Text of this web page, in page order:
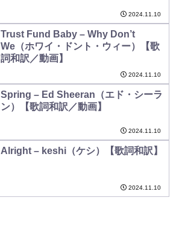
2024.11.10
Trust Fund Baby – Why Don’t
We（ホワイ・ドント・ウィー）【歌
詞和訳／動画】
2024.11.10
Spring – Ed Sheeran（エド・シーラ
ン）【歌詞和訳／動画】
2024.11.10
Alright – keshi（ケシ）【歌詞和訳】
2024.11.10